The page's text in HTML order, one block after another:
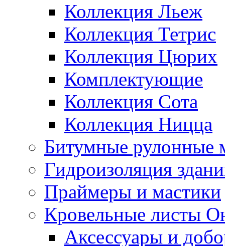
Коллекция Льеж
Коллекция Тетрис
Коллекция Цюрих
Комплектующие
Коллекция Сота
Коллекция Ницца
Битумные рулонные
Гидроизоляция
Праймеры и мастики
Кровельные листы
Аксессуары и